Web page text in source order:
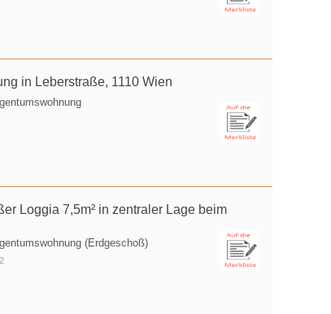
in Leberstraße, 1110 Wien
Loggia 7,5m² in zentraler Lage beim
(Erdgeschoß)